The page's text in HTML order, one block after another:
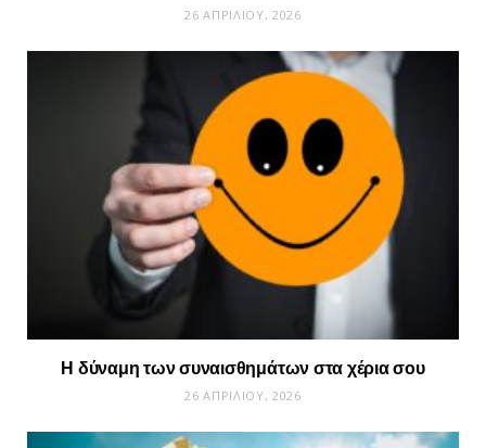
26 ΑΠΡΙΛΊΟΥ, 2026
Η δύναμη των συναισθημάτων στα χέρια σου
26 ΑΠΡΙΛΊΟΥ, 2026